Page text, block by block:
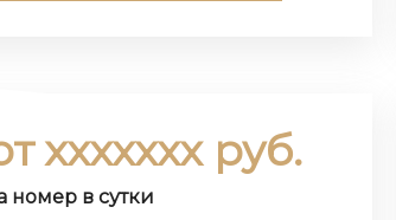
ххххххх руб.
номер в сутки